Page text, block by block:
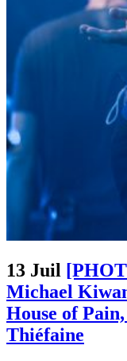
13 Juil
Michael
House of
Thiéfaine